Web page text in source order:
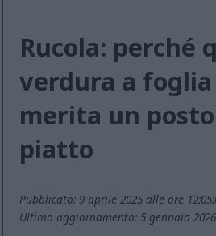
Rucola: perché
verdura a
merita un
piatto
Pubblicato: 9 aprile 2025 alle ore
Ultimo aggiornamento: 5 gennaio 2026